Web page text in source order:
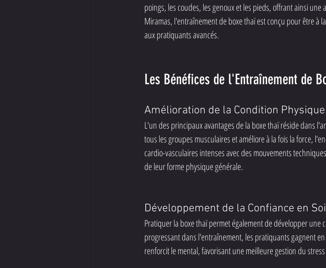
poings, les coudes, les genoux et les pieds, offrant ainsi une
Miramas, l'entraînement de boxe thaï est conçu pour être à
aux pratiquants avancés.
Les Bénéfices de l'Entraînement de
Amélioration de la Condition Physique
L'un des principaux avantages de la boxe thaï réside dans
tous les groupes musculaires et améliore à la fois la force,
cardio-vasculaires intenses avec des mouvements
de leur forme physique générale.
Développement de la Confiance en Soi
Pratiquer la boxe thaï permet également de développer une
progressant dans l'entraînement, les pratiquants gagnent
renforcit le mental, favorisant une meilleure gestion du